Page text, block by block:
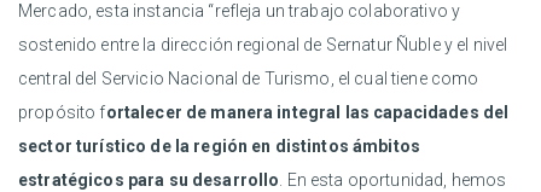
Mercado, esta instancia “refleja un trabajo colaborativo y
sostenido entre la dirección regional de Sernatur Ñuble y el nivel
central del Servicio Nacional de Turismo, el cual tiene como
propósito fortalecer de manera integral las capacidades del
sector turístico de la región en distintos ámbitos
estratégicos para su desarrollo . En esta oportunidad, hemos